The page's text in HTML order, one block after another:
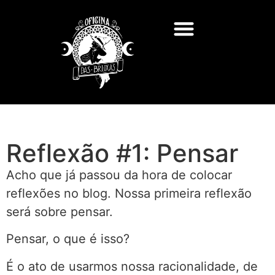
Reflexão #1: Pensar
Acho que já passou da hora de colocar
reflexões no blog. Nossa primeira reflexão
será sobre pensar.
Pensar, o que é isso?
É o ato de usarmos nossa racionalidade, de